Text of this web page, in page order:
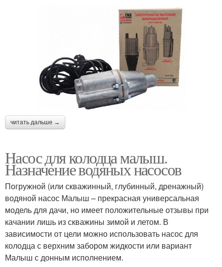
читать дальше →
Насос для колодца малыш.
Назначение водяных насосов
Погружной (или скважинный, глубинный, дренажный)
водяной насос Малыш – прекрасная универсальная
модель для дачи, но имеет положительные отзывы при
качании лишь из скважины зимой и летом. В
зависимости от цели можно использовать насос для
колодца с верхним забором жидкости или вариант
Малыш с донным исполнением.